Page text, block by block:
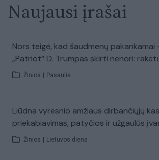
Naujausi įrašai
Nors teigė, kad šaudmenų pakankamai
„Patriot“ D. Trumpas skirti nenori:
Žinios Pasaulis
Liūdna vyresnio amžiaus dirbančiųjų
priekabiavimas, patyčios ir užgaulūs
Žinios Lietuvos diena